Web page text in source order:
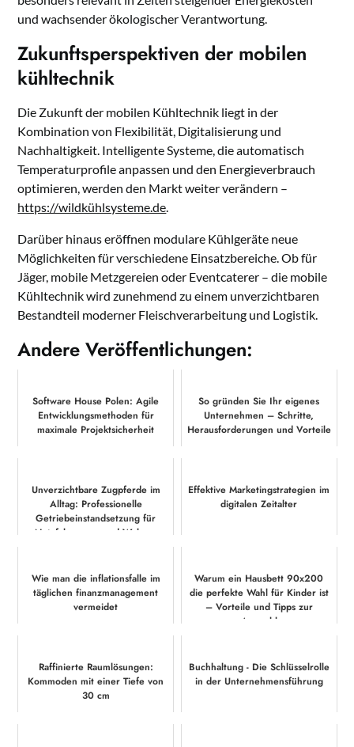
und wachsender ökologischer Verantwortung.
Zukunftsperspektiven der mobilen
kühltechnik
Die Zukunft der mobilen Kühltechnik liegt in der
Kombination von Flexibilität, Digitalisierung und
Nachhaltigkeit. Intelligente Systeme, die automatisch
Temperaturprofile anpassen und den Energieverbrauch
optimieren, werden den Markt weiter verändern –
https://wildkühlsysteme.de
Darüber hinaus eröffnen modulare Kühlgeräte neue
Möglichkeiten für verschiedene Einsatzbereiche. Ob für
Jäger, mobile Metzgereien oder Eventcaterer – die mobile
Kühltechnik wird zunehmend zu einem unverzichtbaren
Bestandteil moderner Fleischverarbeitung und Logistik.
Andere Veröffentlichungen:
Software House Polen: Agile
Entwicklungsmethoden für
maximale Projektsicherheit
So gründen Sie Ihr eigenes
Unternehmen – Schritte,
Herausforderungen und Vorteile
Unverzichtbare Zugpferde im
Alltag: Professionelle
Getriebeinstandsetzung für
Nutzfahrzeuge und Wohn...
Effektive Marketingstrategien im
digitalen Zeitalter
Wie man die inflationsfalle im
täglichen finanzmanagement
vermeidet
Warum ein Hausbett 90x200
die perfekte Wahl für Kinder ist
– Vorteile und Tipps zur
Auswahl
Raffinierte Raumlösungen:
Kommoden mit einer Tiefe von
30 cm
Buchhaltung - Die Schlüsselrolle
in der Unternehmensführung